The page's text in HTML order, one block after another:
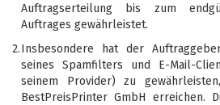
Auftragserteilung bis zum
Auftrages gewährleistet.
2.Insbesondere hat der
seines Spamfilters und E-Mail-
seinem Provider) zu
BestPreisPrinter GmbH erreichen.